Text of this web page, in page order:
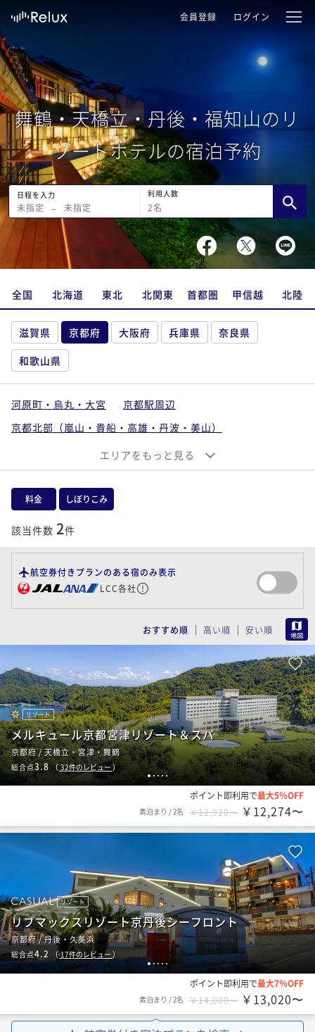
会員登録 ログイン
舞鶴・天橋立・丹後・福知山のリ
ゾートホテルの宿泊予約
日程を入力
未指定 − 未指定
利用人数
2名
全国 北海道 東北 北関東 首都圏 甲信越 北陸
滋賀県 京都府 大阪府 兵庫県
奈良県
和歌山県
河原町・烏丸・大宮
京都駅周辺
京都北部（嵐山・貴船・高雄・丹波・美山）
祗園・東山・北白川
京都南部（宇治・長岡京・山崎）
エリアをもっと見る
料金 しぼりこみ
該当件数 2件
航空券付きプランのある宿のみ表示
LCC各社
おすすめ順 高い順 安い順
1 2345
リゾート
メルキュール京都宮津リゾート＆スパ
京都府 / 天橋立・宮津・舞鶴
総合点3.8 （32件のレビュー）
ポイント即利用で最大5％OFF
素泊まり /2名 ￥12,920〜 ￥12,274〜
1 2 3 4 5
リゾート
リブマックスリゾート京丹後シーフロント
京都府 / 丹後・久美浜
総合点4.2 （17件のレビュー）
ポイント即利用で最大7％OFF
素泊まり /2名 ￥14,000〜 ￥13,020〜